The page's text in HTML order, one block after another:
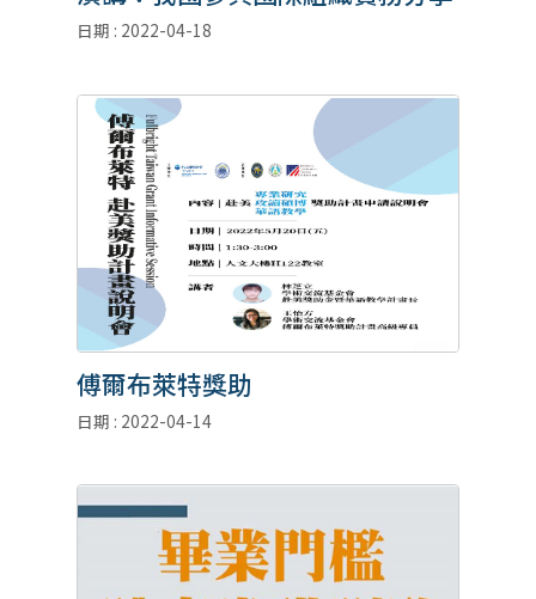
日期 : 2022-04-18
傅爾布萊特獎助
日期 : 2022-04-14